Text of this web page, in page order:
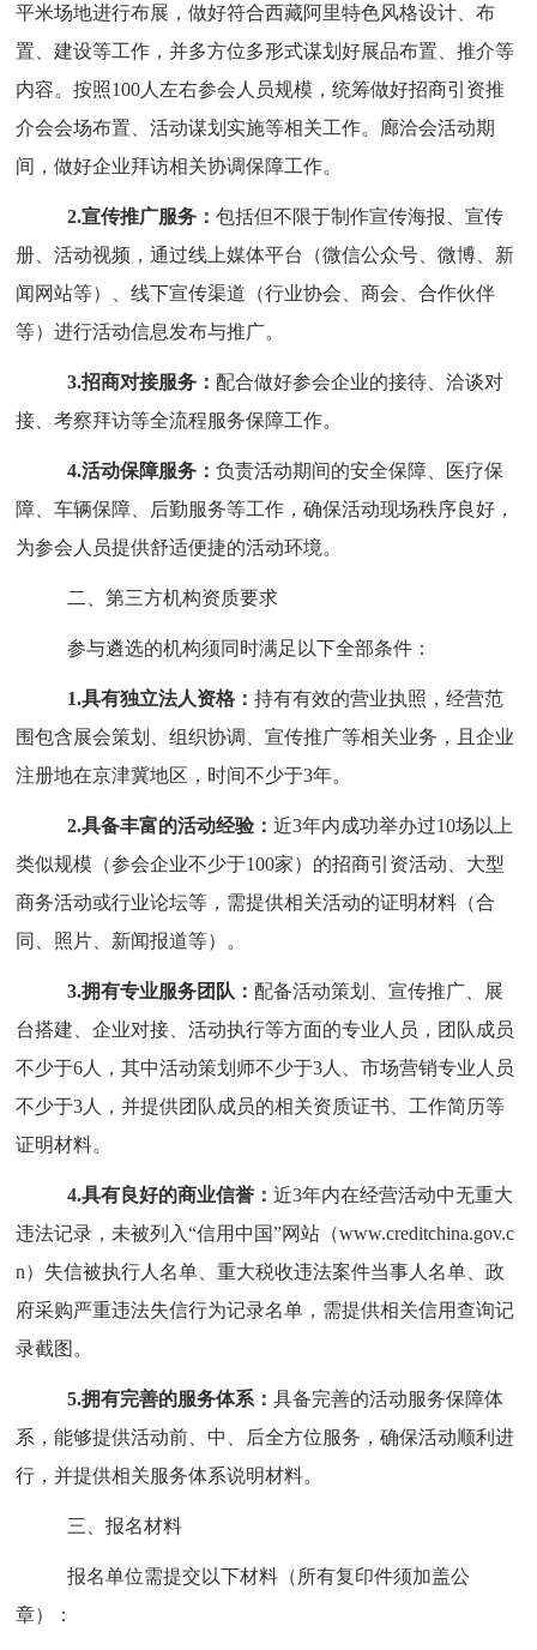
平米场地进行布展 ，做好符合西藏阿里特色风格设计、布
置 、建设等工作 ，并多方位多形式谋划好展品布置、推介等
内容。按照100 人左右参会人员规模，统筹做好招商引资推
介会会场布置 、活动谋划实施等相关工作。 廊洽会活动期
间，做好企业拜访相关协调保障工作。
2.宣传推广服务 ：包括但不限于制作宣传海报、宣传
册、活动视频，通过线上媒体平台（微信公众号、微博、新
闻网站等）、线下宣传渠道（行业协会、商会、合作伙伴
等）进行活动信息发布与推广。
3.招商对接服务： 配合做好参会企业的接待、洽谈对
接 、考察拜访等全流程服务保障工作。
4.活动保障服务 ：负责活动期间的安全保障、医疗保
障、车辆保障、 后勤服务等工作，确保活动现场秩序良好，
为参会人员提供舒适便捷的活动环境。
二、第三方机构资质要求
参与遴选的机构须同时满足以下全部条件：
1.具有独立法人资格：持有有效的营业执照，经营范
围包含展会策划、组织协调、宣传推广等相关业务，且企业
注册地在京津冀地区，时间不少于3年。
2.具备丰富的活动经验：近3年内成功举办过10场以上
类似规模（参会企业不少于100家）的招商引资活动、大型
商务活动或行业论坛等，需提供相关活动的证明材料（合
同、照片、新闻报道等）。
3.拥有专业服务团队： 配备活动策划、宣传推广、 展
台搭建、企业对接、活动执行等方面的专业人员，团队成员
不少于6 人，其中活动策划师不少于3 人、市场营销专业人员
不少于3 人，并提供团队成员的相关资质证书、工作简历等
证明材料。
4.具有良好的商业信誉：近3年内在经营活动中无重大
违法记录，未被列入“信用中国”网站（www.creditchina.gov.c
n）失信被执行人名单 、重大税收违法案件当事人名单、政
府采购严重违法失信行为记录名单，需提供相关信用查询记
录截图。
5.拥有完善的服务体系：具备完善的活动服务保障体
系，能够提供活动前、中、后全方位服务，确保活动顺利进
行，并提供相关服务体系说明材料。
三、报名材料
报名单位需提交以下材料（所有复印件须加盖公
章）：